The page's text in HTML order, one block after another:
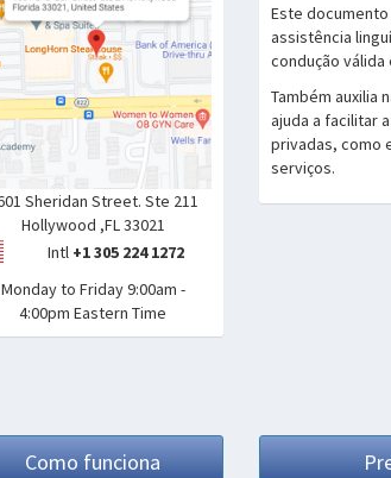
Sheridan Street. Ste 211
Hollywood ,FL 33021
Intl +1 305 224 1272
Monday to Friday 9:00am -
4:00pm Eastern Time
Este
assistência
condução
Também auxilia
ajuda a facilitar
privadas, como
serviços.
Como funciona